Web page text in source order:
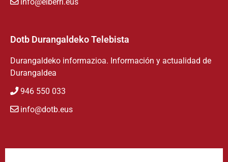
Dotb Durangaldeko Telebista
Durangaldeko informazioa. Información y actualidad de
Durangaldea
946 550 033
info@dotb.eus